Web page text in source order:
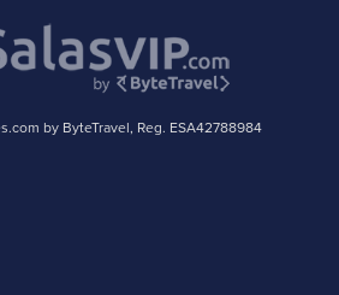
by ByteTravel, Reg. ESA42788984